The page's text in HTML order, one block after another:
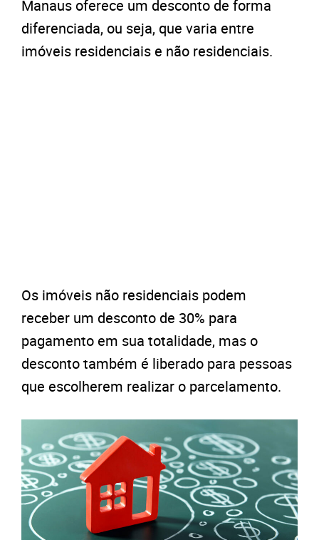
Manaus oferece um desconto de forma
diferenciada, ou seja, que varia entre
imóveis residenciais e não residenciais.
Os imóveis não residenciais podem
receber um desconto de 30% para
pagamento em sua totalidade, mas o
desconto também é liberado para pessoas
que escolherem realizar o parcelamento.